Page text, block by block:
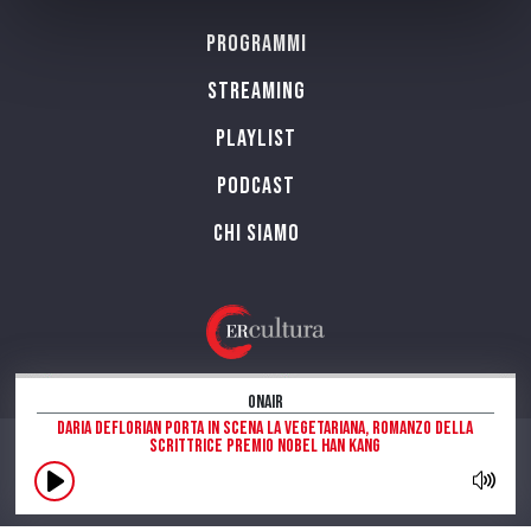
OnAir
Daria Deflorian porta in scena La vegetariana, romanzo della
scrittrice Premio Nobel Han Kang
Programmi
Streaming
Playlist
PODCAST
Chi siamo